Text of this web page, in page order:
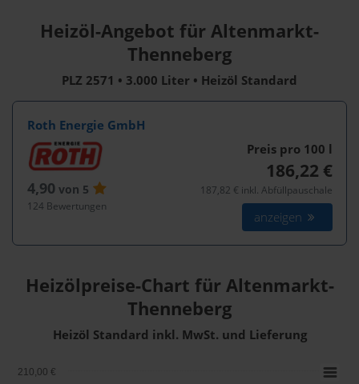
Heizöl-Angebot für Altenmarkt-
Thenneberg
PLZ 2571 • 3.000 Liter • Heizöl Standard
Roth Energie GmbH
4,90 von 5
124 Bewertungen
Preis pro 100 l
186,22 €
187,82 € inkl. Abfüllpauschale
anzeigen
Heizölpreise-Chart für Altenmarkt-
Thenneberg
Heizöl Standard inkl. MwSt. und Lieferung
210,00 €